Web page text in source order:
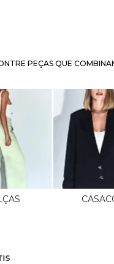
PEÇAS QUE